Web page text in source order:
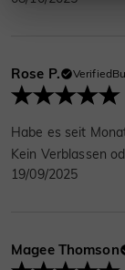
Rose P.
Habe es seit
Kein Verblassen
19/09/2025
Magee Thomson